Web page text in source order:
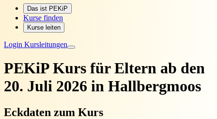
Das ist PEKiP
Kurse finden
Kurse leiten
Login Kursleitungen
PEKiP Kurs für Eltern ab den
20. Juli 2026 in Hallbergmoos
Eckdaten zum Kurs